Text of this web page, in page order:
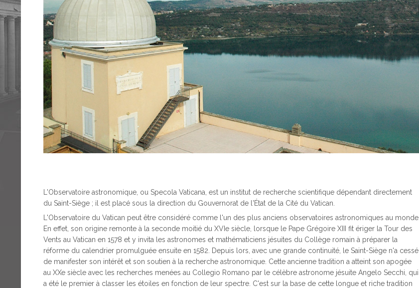
L'Observatoire astronomique, ou Specola Vaticana, est un institut de recherche scientifique dépendant directement
du Saint-Siège ; il est placé sous la direction du Gouvernorat de l'État de la Cité du Vatican.
L'Observatoire du Vatican peut être considéré comme l'un des plus anciens observatoires astronomiques au monde.
En effet, son origine remonte à la seconde moitié du XVIe siècle, lorsque le Pape Grégoire XIII fit ériger la Tour des
Vents au Vatican en 1578 et y invita les astronomes et mathématiciens jésuites du Collège romain à préparer la
réforme du calendrier promulguée ensuite en 1582. Depuis lors, avec une grande continuité, le Saint-Siège n'a cessé
de manifester son intérêt et son soutien à la recherche astronomique. Cette ancienne tradition a atteint son apogée
au XXe siècle avec les recherches menées au Collegio Romano par le célèbre astronome jésuite Angelo Secchi, qui
a été le premier à classer les étoiles en fonction de leur spectre. C'est sur la base de cette longue et riche tradition